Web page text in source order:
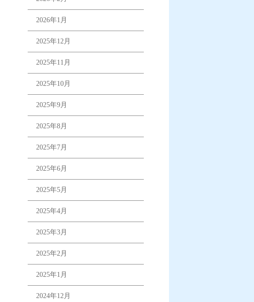
2026年1月
2025年12月
2025年11月
2025年10月
2025年9月
2025年8月
2025年7月
2025年6月
2025年5月
2025年4月
2025年3月
2025年2月
2025年1月
2024年12月